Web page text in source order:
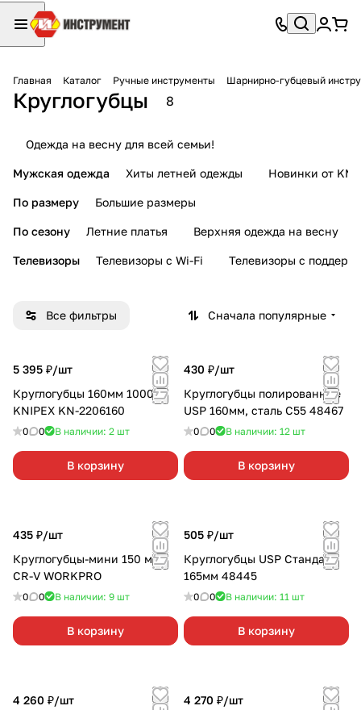
Главная Каталог Ручные инструменты Шарнирно-губцевый
Круглогубцы 8
Одежда на весну для всей семьи!
Мужская одежда Хиты летней одежды Новинки от KMI
По размеру Большие размеры
По сезону Летние платья Верхняя одежда на весну
Телевизоры Телевизоры с Wi-Fi Телевизоры с
Все фильтры Сначала популярные
5 395 ₽/шт
Круглогубцы 160мм 1000V
KNIPEX KN-2206160
0 0 В наличии: 2 шт
В корзину
430 ₽/шт
Круглогубцы полированные
USP 160мм, сталь С55 48467
0 0 В наличии: 12 шт
В корзину
435 ₽/шт
Круглогубцы-мини 150 мм
CR-V WORKPRO
0 0 В наличии: 9 шт
В корзину
505 ₽/шт
Круглогубцы USP Стандарт
165мм 48445
0 0 В наличии: 11 шт
В корзину
4 260 ₽/шт
4 270 ₽/шт